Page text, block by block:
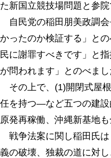
た新国立競技場問題と参
自民党の稲田朋美政調会
かったのか検証する」と
民に謝罪すべきです」と
が問われます」とのべまし
その上で、(1)開閉式屋
任を持つ―など五つの建設
原発再稼働、沖縄新基地
戦争法案に関し稲田氏は
義の破壊、独裁の道に対